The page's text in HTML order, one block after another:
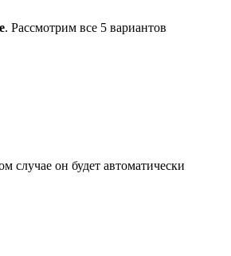
. Рассмотрим все 5 вариантов
случае он будет автоматически